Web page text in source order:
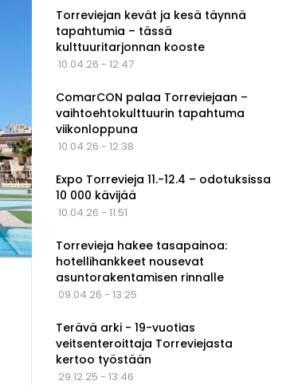
Torreviejan kevät ja kesä täynnä
tapahtumia – tässä
kulttuuritarjonnan kooste
10.04.26 - 12:47
ComarCON palaa Torreviejaan –
vaihtoehtokulttuurin tapahtuma
viikonloppuna
10.04.26 - 12:38
Expo Torrevieja 11.-12.4 – odotuksissa
10 000 kävijää
10.04.26 - 11:51
Torrevieja hakee tasapainoa:
hotellihankkeet nousevat
asuntorakentamisen rinnalle
09.04.26 - 13:25
Terävä arki - 19-vuotias
veitsenteroittaja Torreviejasta
kertoo työstään
29.12.25 - 13:46